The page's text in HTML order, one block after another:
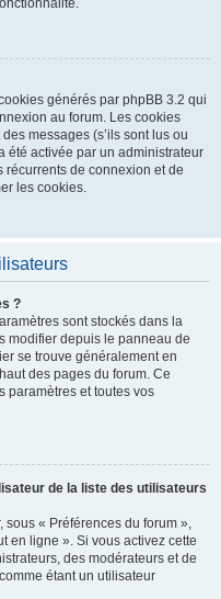
générés par phpBB 3.2 qui
au forum. Les cookies
messages (s’ils sont lus ou
été activée par un administrateur
récurrents de connexion et de
les cookies.
?
sont stockés dans la
modifier depuis le panneau de
se trouve généralement en
des pages du forum. Ce
paramètres et toutes vos
de la liste des utilisateurs
sous « Préférences du forum »,
en ligne ». Si vous activez cette
des modérateurs et de
étant un utilisateur